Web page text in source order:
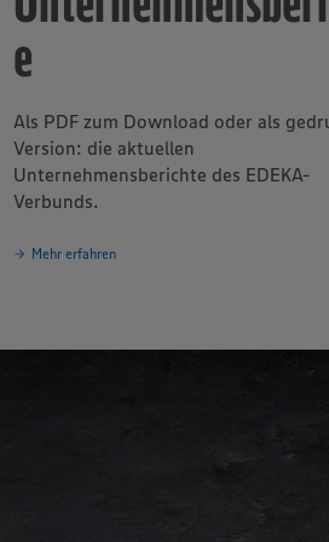
e
Als PDF zum Download oder als
Version: die aktuellen
Unternehmensberichte des EDEKA-
Verbunds.
Mehr erfahren